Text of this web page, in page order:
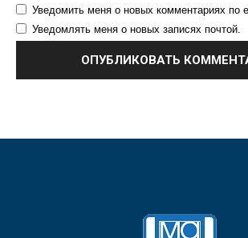
Уведомить меня о новых комментариях по
Уведомлять меня о новых записях почтой.